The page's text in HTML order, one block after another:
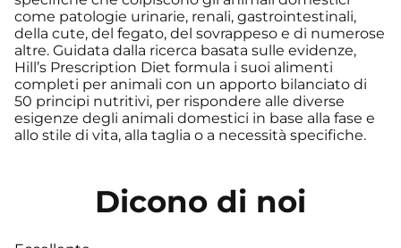
come patologie urinarie, renali, gastrointestinali,
della cute, del fegato, del sovrappeso e di numerose
altre. Guidata dalla ricerca basata sulle evidenze,
Hill’s Prescription Diet formula i suoi alimenti
completi per animali con un apporto bilanciato di
50 principi nutritivi, per rispondere alle diverse
esigenze degli animali domestici in base alla fase e
allo stile di vita, alla taglia o a necessità specifiche.
Dicono di noi